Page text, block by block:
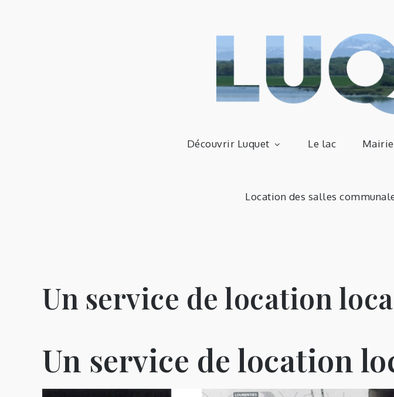
Découvrir Luquet Le lac Mairie
Location des salles
Un service de location
Un service de location